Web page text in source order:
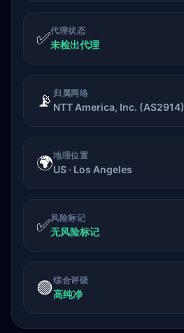
✅代理状态
未检出代理
📡 归属网络
NTT America, Inc. (AS2914)
🌍地理位置
US · Los Angeles
✅风险标记
无风险标记
🟢综合评级
高纯净